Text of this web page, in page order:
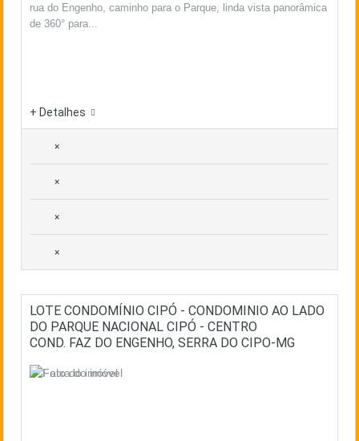
rua do Engenho, caminho para o Parque, linda vista panorâmica
de 360° para...
+ Detalhes
×
×
×
×
LOTE CONDOMÍNIO CIPÓ - CONDOMINIO AO LADO
DO PARQUE NACIONAL CIPÓ - CENTRO
COND. FAZ DO ENGENHO, SERRA DO CIPO-MG